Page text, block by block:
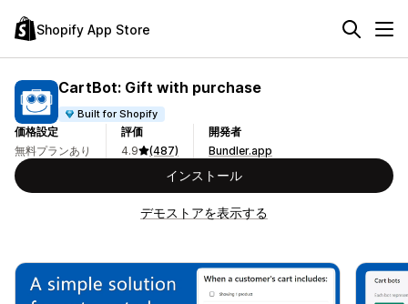
Shopify App Store
CartBot: Gift with purchase
Built for Shopify
価格設定
無料プランあり
評価
4.9
(487)
開発者
Bundler.app
インストール
デモストアを表示する